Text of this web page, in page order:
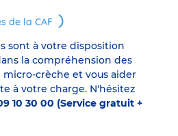
de la CAF
sont à votre disposition
la compréhension des
micro-crèche et vous aider
à votre charge. N'hésitez
10 30 00 (Service gratuit +